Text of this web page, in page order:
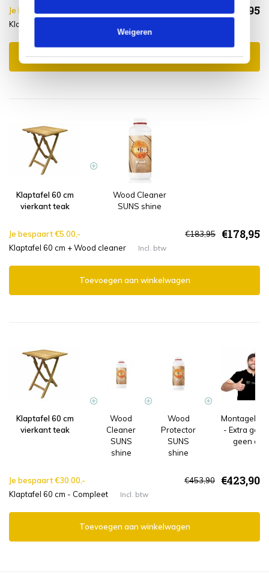
Weigeren
Je bespaart €5.00,- €188,95
Klaptafel 60 cm + Wood protector
Toevoegen aan winkelwagen
Klaptafel 60 cm
vierkant teak
Wood Cleaner
SUNS shine
Je bespaart €5.00,- €183,95 €178,95
Klaptafel 60 cm + Wood cleaner Incl. btw
Toevoegen aan winkelwagen
Klaptafel 60 cm
vierkant teak
Wood
Cleaner
SUNS
shine
Wood
Protector
SUNS
shine
- Extra
geen
Je bespaart €30.00,- €453,90 €423,90
Klaptafel 60 cm - Compleet Incl. btw
Toevoegen aan winkelwagen